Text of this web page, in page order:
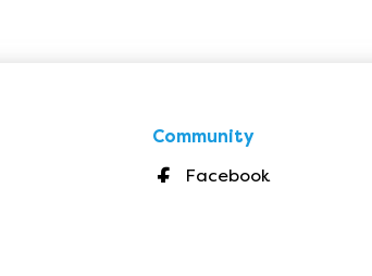
Community
Facebook